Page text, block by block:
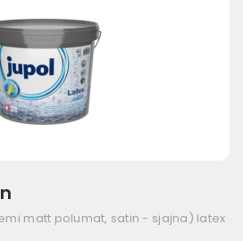
matt polumat, satin - sjajna) latex